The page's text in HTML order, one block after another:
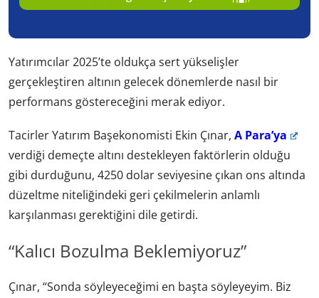
Yatırımcılar 2025’te oldukça sert yükselişler
gerçekleştiren altının gelecek dönemlerde nasıl bir
performans göstereceğini merak ediyor.
Tacirler Yatırım Başekonomisti Ekin Çınar, A Para’ya
verdiği demeçte altını destekleyen faktörlerin olduğu
gibi durduğunu, 4250 dolar seviyesine çıkan ons altında
düzeltme niteliğindeki geri çekilmelerin anlamlı
karşılanması gerektiğini dile getirdi.
“Kalıcı Bozulma Beklemiyoruz”
Çınar, “Sonda söyleyeceğimi en başta söyleyeyim. Biz